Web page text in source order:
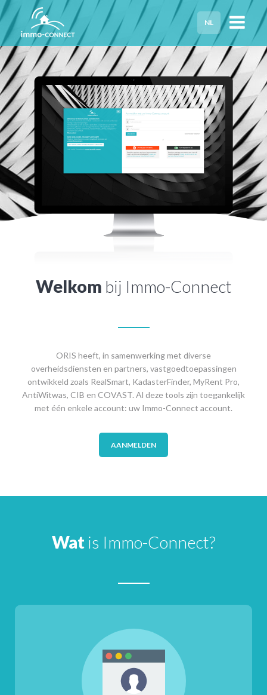
NL
HOME
PRIVACY
HULP NODIG?
Welkom bij Immo-Connect
ORIS heeft, in samenwerking met diverse
overheidsdiensten en partners, vastgoedtoepassingen
ontwikkeld zoals RealSmart, KadasterFinder, MyRent Pro,
AntiWitwas, CIB en COVAST. Al deze tools zijn toegankelijk
met één enkele account: uw Immo-Connect account.
AANMELDEN
Watis Immo-Connect?